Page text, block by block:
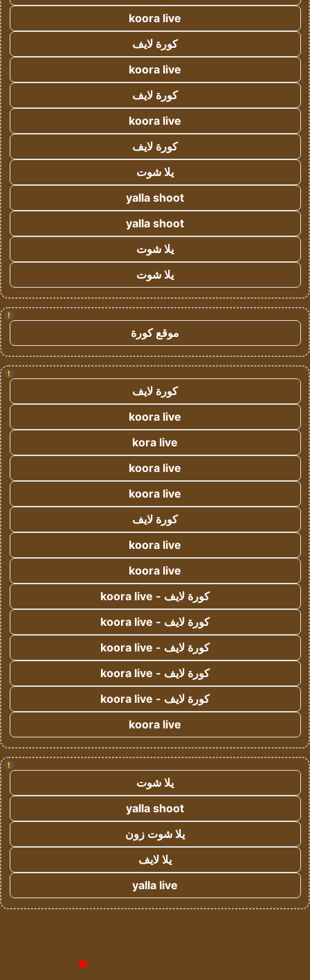
koora live
كورة لايف
koora live
كورة لايف
koora live
كورة لايف
يلا شوت
yalla shoot
yalla shoot
يلا شوت
يلا شوت
!
موقع كورة
!
كورة لايف
koora live
kora live
koora live
koora live
كورة لايف
koora live
koora live
كورة لايف - koora live
كورة لايف - koora live
كورة لايف - koora live
كورة لايف - koora live
كورة لايف - koora live
koora live
!
يلا شوت
yalla shoot
يلا شوت زون
يلا لايف
yalla live